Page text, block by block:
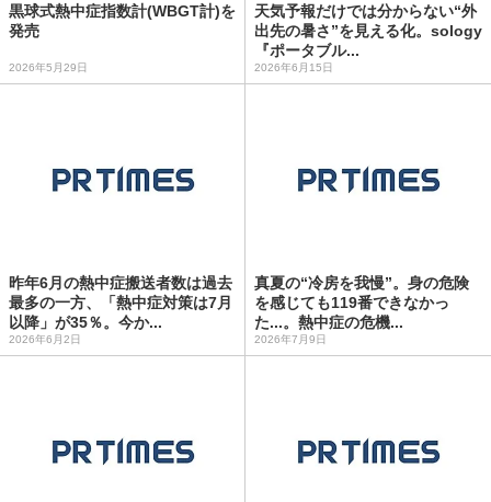
黒球式熱中症指数計(WBGT計)を
発売
2026年5月29日
天気予報だけでは分からない“外
出先の暑さ”を見える化。sology
『ポータブル...
2026年6月15日
昨年6月の熱中症搬送者数は過去
最多の一方、「熱中症対策は7月
以降」が35％。今か...
2026年6月2日
真夏の“冷房を我慢”。身の危険
を感じても119番できなかっ
た...。熱中症の危機...
2026年7月9日